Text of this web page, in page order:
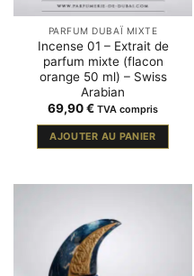
PARFUM DUBAÏ MIXTE
Incense 01 – Extrait de
parfum mixte (flacon
orange 50 ml) – Swiss
Arabian
69,90€ TVA compris
AJOUTER AU PANIER